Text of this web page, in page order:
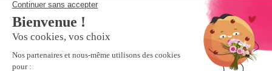
39
5 5
24,99 €
10,79 €
26,99 €